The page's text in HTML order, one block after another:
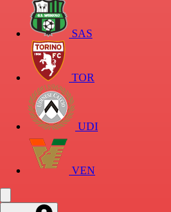
SAS
TOR
UDI
VEN